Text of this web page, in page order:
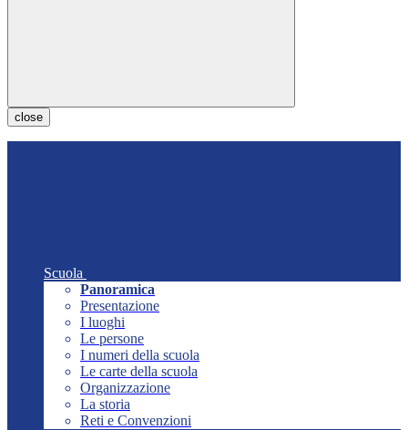
close
Scuola
Panoramica
Presentazione
I luoghi
Le persone
I numeri della scuola
Le carte della scuola
Organizzazione
La storia
Reti e Convenzioni